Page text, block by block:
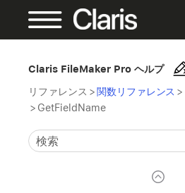
Claris FileMaker Pro ヘルプ
リファレンス >関数リファレンス >
> GetFieldName